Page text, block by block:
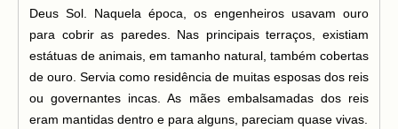
Deus Sol. Naquela época, os engenheiros usavam ouro
para cobrir as paredes. Nas principais terraços, existiam
estátuas de animais, em tamanho natural, também cobertas
de ouro. Servia como residência de muitas esposas dos reis
ou governantes incas. As mães embalsamadas dos reis
eram mantidas dentro e para alguns, pareciam quase vivas.